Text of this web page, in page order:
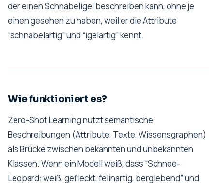
der einen Schnabeligel beschreiben kann, ohne je
einen gesehen zu haben, weil er die Attribute
“schnabelartig” und “igelartig” kennt.
Wie funktioniert es?
Zero-Shot Learning nutzt semantische
Beschreibungen (Attribute, Texte, Wissensgraphen)
als Brücke zwischen bekannten und unbekannten
Klassen. Wenn ein Modell weiß, dass “Schnee-
Leopard: weiß, gefleckt, felinartig, berglebend” und